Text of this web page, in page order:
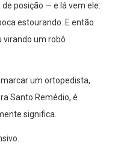
posição — e lá vem ele:
estourando. E então
virando um robô
um ortopedista,
Santo Remédio, é
significa.